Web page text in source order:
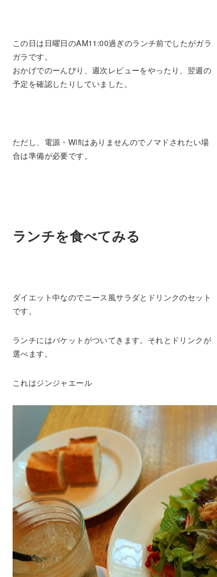
この日は日曜日のAM11:00過ぎのランチ前でしたがガラ
ガラです。
おかげでのーんびり、週次レビューをやったり、翌週の
予定を確認したりしていました。
ただし、電源・Wifiはありませんのでノマドされたい場
合は準備が必要です。
ランチを食べてみる
ダイエット中なのでニース風サラダとドリンクのセット
です。
ランチにはバケットがついてきます。それとドリンクが
選べます。
これはジンジャエール